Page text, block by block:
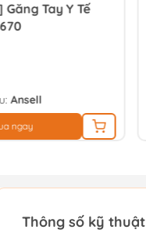
Tay Y Tế
Ansell
ngay
Thông số kỹ thuật